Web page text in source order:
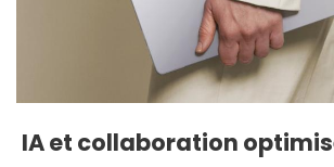
IA et collaboration